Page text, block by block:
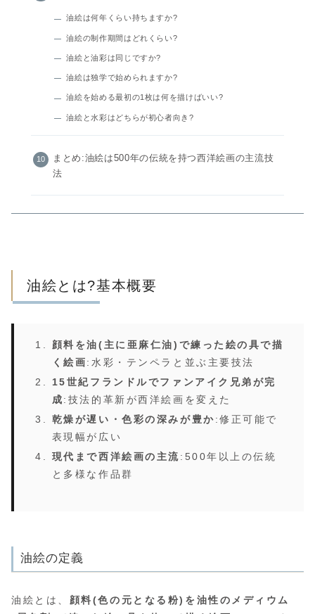
油絵は何年くらい持ちますか?
油絵の制作期間はどれくらい?
油絵と油彩は同じですか?
油絵は独学で始められますか?
油絵を始める最初の1枚は何を描けばいい?
油絵と水彩はどちらが初心者向き?
まとめ:油絵は500年の伝統を持つ西洋絵画の主流技
法
油絵とは?基本概要
顔料を油(主に亜麻仁油)で練った絵の具で描
く絵画:水彩・テンペラと並ぶ主要技法
15世紀フランドルでファンアイク兄弟が完
成:技法的革新が西洋絵画を変えた
乾燥が遅い・色彩の深みが豊か:修正可能で
表現幅が広い
現代まで西洋絵画の主流:500年以上の伝統
と多様な作品群
油絵の定義
油絵とは、 顔料(色の元となる粉)を油性のメディウム